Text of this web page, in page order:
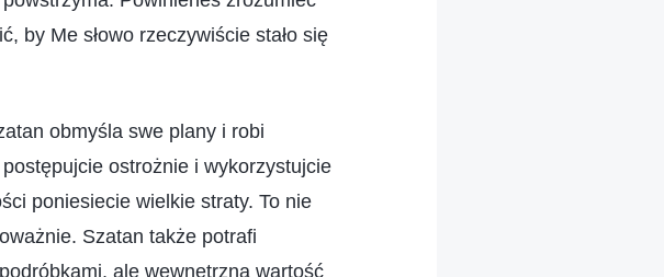
by Me słowo rzeczywiście stało się
obmyśla swe plany i robi
ostrożnie i wykorzystujcie
poniesiecie wielkie straty. To nie
Szatan także potrafi
ale wewnętrzna wartość